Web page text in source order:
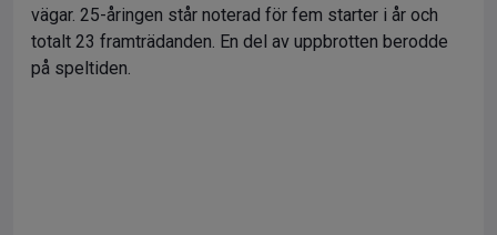
vägar. 25-åringen står noterad för fem starter i år och
totalt 23 framträdanden. En del av uppbrotten berodde
på speltiden.